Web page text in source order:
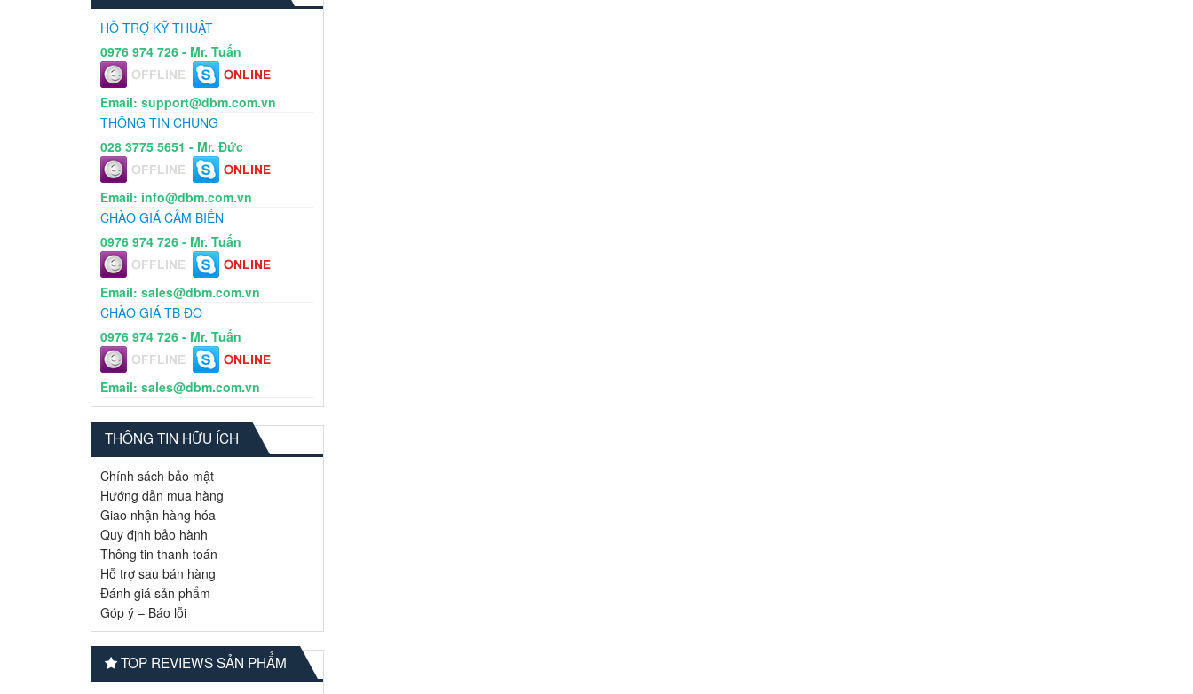
HỖ TRỢ KỸ THUẬT
0976 974 726 - Mr. Tuấn
Email: support@dbm.com.vn
THÔNG TIN CHUNG
028 3775 5651 - Mr. Đức
Email: info@dbm.com.vn
CHÀO GIÁ CẢM BIẾN
0976 974 726 - Mr. Tuấn
Email: sales@dbm.com.vn
CHÀO GIÁ TB ĐO
0976 974 726 - Mr. Tuấn
Email: sales@dbm.com.vn
THÔNG TIN HỮU ÍCH
Chính sách bảo mật
Hướng dẫn mua hàng
Giao nhận hàng hóa
Quy định bảo hành
Thông tin thanh toán
Hỗ trợ sau bán hàng
Đánh giá sản phẩm
Góp ý – Báo lỗi
TOP REVIEWS SẢN PHẨM